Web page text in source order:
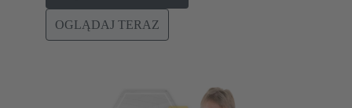
OGLĄDAJ TERAZ